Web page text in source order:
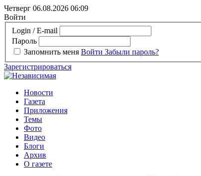
Четверг 06.08.2026 06:09
Войти
Login / E-mail
Пароль
Запомнить меня Войти Забыли пароль?
Зарегистрироваться
Новости
Газета
Приложения
Темы
Фото
Видео
Блоги
Архив
О газете